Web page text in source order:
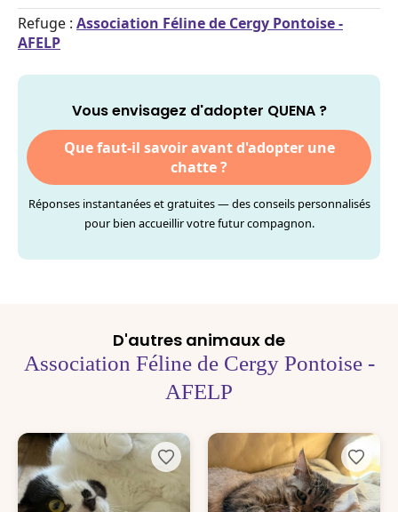
Refuge : Association Féline de Cergy Pontoise -
AFELP
Vous envisagez d'adopter QUENA ?
Que faut-il savoir avant d'adopter une
chatte ?
Réponses instantanées et gratuites — des conseils personnalisés
pour bien accueillir votre futur compagnon.
D'autres animaux de
Association Féline de Cergy Pontoise -
AFELP